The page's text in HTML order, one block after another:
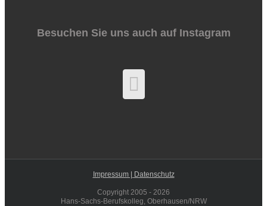
Besuchen Sie uns auch auf Instagram
Impressum | Datenschutz
Copyright 2005 - 2026
Hans-Sachs-Berufskolleg, Oberhausen/NRW